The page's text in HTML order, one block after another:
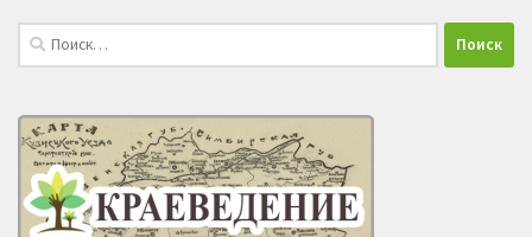
Найти: